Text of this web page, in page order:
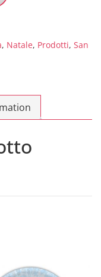
, Natale, Prodotti, San